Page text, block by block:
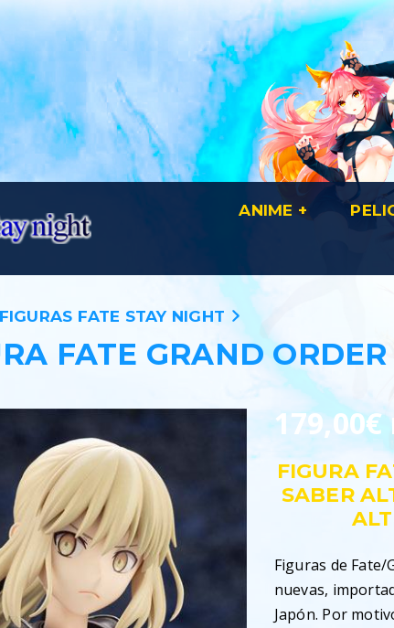
ANIME
FIGURAS FATE STAY NIGHT
FATE GRAND
179,00€
FIGURA
SABER
Figuras de
nuevas,
Japón. Por